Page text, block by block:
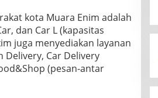
kota Muara Enim adalah
dan Car L (kapasitas
juga menyediakan layanan
Car Delivery
(pesan-antar